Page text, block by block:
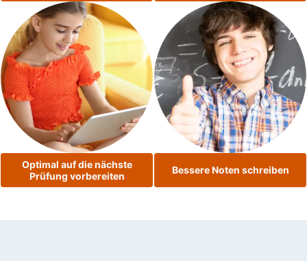
Optimal auf die nächste
Prüfung vorbereiten
Bessere Noten schreiben